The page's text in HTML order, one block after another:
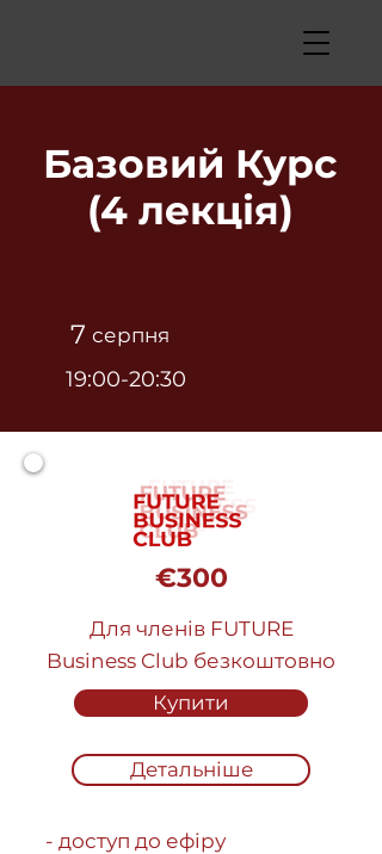
Базовий Курс
(4 лекція)
7 серпня
19:00-20:30
€300
Для членів FUTURE
Business Club безкоштовно
Купити
Детальніше
- доступ до ефіру